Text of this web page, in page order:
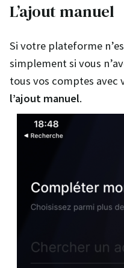
L’ajout manuel
Si votre plateforme
simplement si vous
tous vos comptes avec
l’ajout manuel.